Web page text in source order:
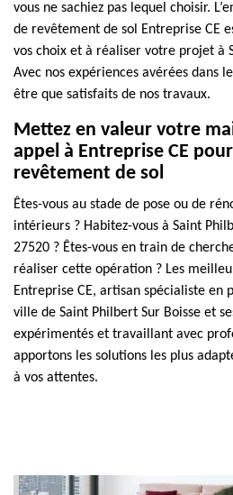
vous ne sachiez pas lequel choisir.
de revêtement de sol Entreprise CE
vos choix et à réaliser votre projet à
Avec nos expériences avérées dans
être que satisfaits de nos travaux.
Mettez en valeur votre
appel à Entreprise CE
revêtement de sol
Êtes-vous au stade de pose ou de
intérieurs ? Habitez-vous à Saint
27520 ? Êtes-vous en train de
réaliser cette opération ? Les
Entreprise CE, artisan spécialiste en
ville de Saint Philbert Sur Boisse et
expérimentés et travaillant avec
apportons les solutions les plus
à vos attentes.